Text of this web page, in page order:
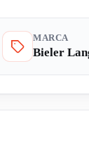
MARCA
Bieler